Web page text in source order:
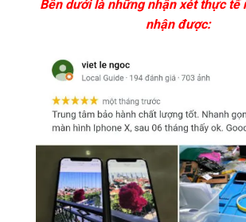
Bên dưới là những nhận xét thực tế
nhận được: